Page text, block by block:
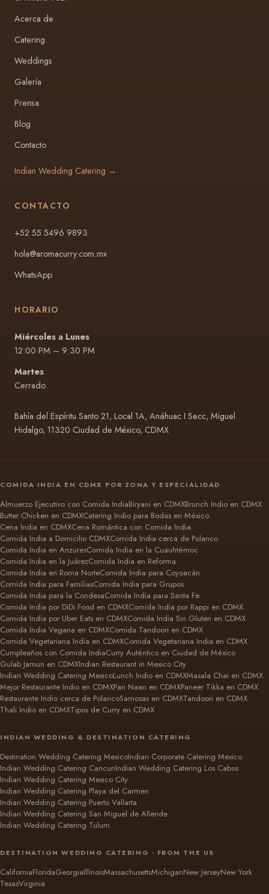
Acerca de
Catering
Weddings
Galería
Prensa
Blog
Contacto
Indian Wedding Catering →
CONTACTO
+52 55 5496 9893
hola@aromacurry.com.mx
WhatsApp
HORARIO
Miércoles a Lunes
12:00 PM – 9:30 PM
Martes
Cerrado
Bahía del Espíritu Santo 21, Local 1A, Anáhuac I Secc, Miguel
Hidalgo, 11320 Ciudad de México, CDMX
COMIDA INDIA EN CDMX POR ZONA Y ESPECIALIDAD
Almuerzo Ejecutivo con Comida IndiaBiryani en CDMXBrunch Indio en CDMX
Butter Chicken en CDMXCatering Indio para Bodas en México
Cena India en CDMXCena Romántica con Comida India
Comida India a Domicilio CDMXComida India cerca de Polanco
Comida India en AnzuresComida India en la Cuauhtémoc
Comida India en la JuárezComida India en Reforma
Comida India en Roma NorteComida India para Coyoacán
Comida India para FamiliasComida India para Grupos
Comida India para la CondesaComida India para Santa Fe
Comida India por DiDi Food en CDMXComida India por Rappi en CDMX
Comida India por Uber Eats en CDMXComida India Sin Gluten en CDMX
Comida India Vegana en CDMXComida Tandoori en CDMX
Comida Vegetariana India en CDMXComida Vegetariana India en CDMX
Cumpleaños con Comida IndiaCurry Auténtico en Ciudad de México
Gulab Jamun en CDMXIndian Restaurant in Mexico City
Indian Wedding Catering MexicoLunch Indio en CDMXMasala Chai en CDMX
Mejor Restaurante Indio en CDMXPan Naan en CDMXPaneer Tikka en CDMX
Restaurante Indio cerca de PolancoSamosas en CDMXTandoori en CDMX
Thali Indio en CDMXTipos de Curry en CDMX
INDIAN WEDDING & DESTINATION CATERING
Destination Wedding Catering MexicoIndian Corporate Catering Mexico
Indian Wedding Catering CancunIndian Wedding Catering Los Cabos
Indian Wedding Catering Mexico City
Indian Wedding Catering Playa del Carmen
Indian Wedding Catering Puerto Vallarta
Indian Wedding Catering San Miguel de Allende
Indian Wedding Catering Tulum
DESTINATION WEDDING CATERING · FROM THE US
CaliforniaFloridaGeorgiaIllinoisMassachusettsMichiganNew JerseyNew York
TexasVirginia